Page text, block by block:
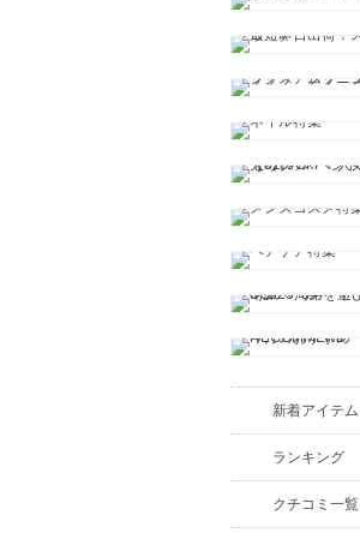
新着アイテム
ランキング
クチコミ一覧